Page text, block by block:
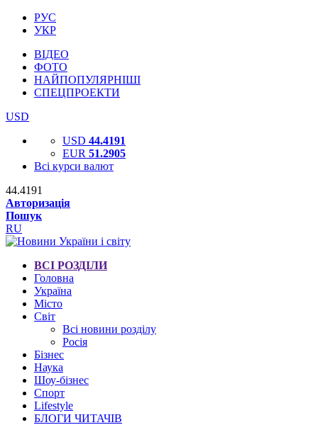
РУС
УКР
ВІДЕО
ФОТО
НАЙПОПУЛЯРНІШІ
СПЕЦПРОЕКТИ
USD
USD 44.4191
EUR 51.2905
Всі курси валют
44.4191
Авторизація
Пошук
RU
ВСІ РОЗДІЛИ
Головна
Україна
Місто
Світ
Всі новини розділу
Росія
Бізнес
Наука
Шоу-бізнес
Спорт
Lifestyle
БЛОГИ ЧИТАЧІВ